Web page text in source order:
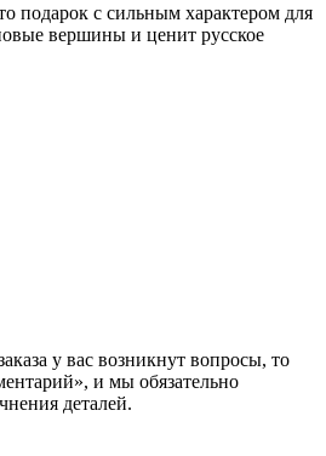
подарок с сильным характером для
вершины и ценит русское
у вас возникнут вопросы, то
и мы обязательно
деталей.